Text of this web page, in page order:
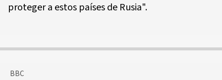
proteger a estos países de Rusia".
BBC